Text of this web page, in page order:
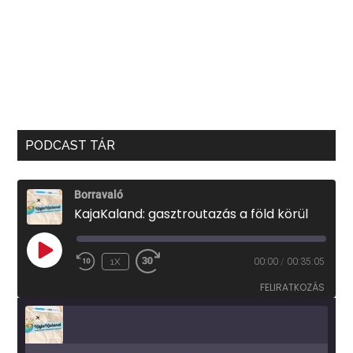
PODCAST TÁR
Borravaló
KajaKaland: gasztroutazás a föld körül
PLAY
EPISODE
1X 00:00 / 00:35:05
FELIRATKOZÁS